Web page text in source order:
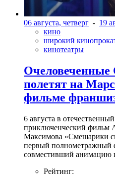
06 августа, четверг - 19
кино
широкий
кинотеатры
полетят на
фильме
6 августа в
приключенческий фильм
Максимова «Смешарики
первый полнометражный
совместивший анимацию
Рейтинг: